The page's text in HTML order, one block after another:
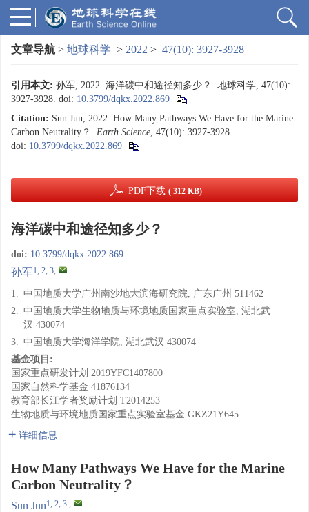
文章导航 > 地球科学 > 2022 > 47(10): 3927-3928
引用本文: 孙军, 2022. 海洋碳中和途径知多少？. 地球科学, 47(10):
3927-3928. doi: 10.3799/dqkx.2022.869
Citation: Sun Jun, 2022. How Many Pathways We Have for the Marine
Carbon Neutrality？. Earth Science, 47(10): 3927-3928.
doi: 10.3799/dqkx.2022.869
PDF下载 ( 312 KB)
海洋碳中和途径知多少？
doi: 10.3799/dqkx.2022.869
孙军1, 2, 3,
1. 中国地质大学广州南沙地大滨海研究院, 广东广州 511462
2. 中国地质大学生物地质与环境地质国家重点实验室, 湖北武
汉 430074
3. 中国地质大学海洋学院, 湖北武汉 430074
基金项目:
国家重点研发计划 2019YFC1407800
国家自然科学基金 41876134
教育部长江学者奖励计划 T2014253
生物地质与环境地质国家重点实验室基金 GKZ21Y645
详细信息
How Many Pathways We Have for the Marine
Carbon Neutrality？
Sun Jun1, 2, 3 ,